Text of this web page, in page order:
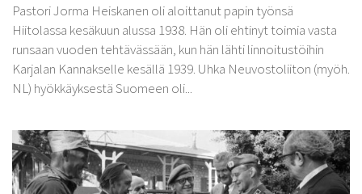
Pastori Jorma Heiskanen oli aloittanut papin työnsä
Hiitolassa kesäkuun alussa 1938. Hän oli ehtinyt toimia vasta
runsaan vuoden tehtävässään, kun hän lähti linnoitustöihin
Karjalan Kannakselle kesällä 1939. Uhka Neuvostoliiton (myöh.
NL) hyökkäyksestä Suomeen oli...